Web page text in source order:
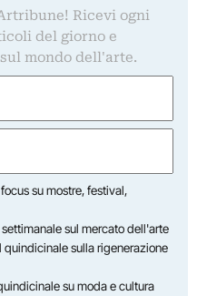
Ricevi ogni
del giorno e
mondo dell'arte.
su mostre, festival,
settimanale sul mercato dell'arte
quindicinale sulla rigenerazione
su moda e cultura